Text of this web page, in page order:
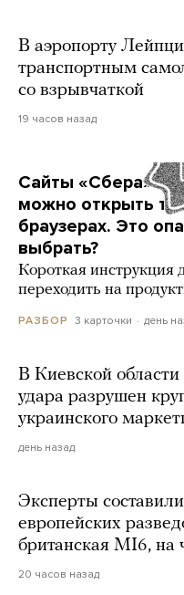
В аэропорту
транспортным
со взрывчаткой
19 часов назад
Сайты «Сбера» и
можно открыть
браузерах. Это
выбрать?
Короткая инструкция
переходить на
РАЗБОР 3 карточки день
В Киевской области
удара разрушен
украинского
день назад
Эксперты
европейских
британская MI6,
20 часов назад